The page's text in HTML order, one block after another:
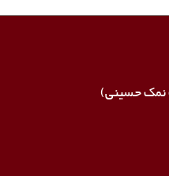
نمک حسینی)